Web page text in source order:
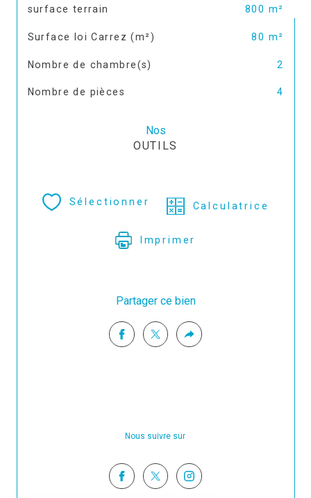
surface terrain 800 m²
Surface loi Carrez (m²) 80 m²
Nombre de chambre(s) 2
Nombre de pièces 4
Nos
OUTILS
Sélectionner Calculatrice
Imprimer
Partager ce bien
Nous suivre sur